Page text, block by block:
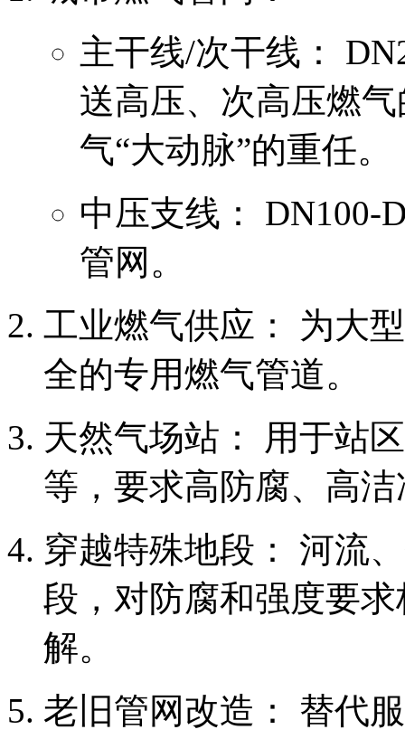
主干线/次干线：
送高压、次高压燃
气“大动脉”的重任。
中压支线： DN100-
管网。
工业燃气供应： 为大
全的专用燃气管道。
天然气场站： 用于站
等，要求高防腐、高
穿越特殊地段： 河流
段，对防腐和强度要
解。
老旧管网改造： 替代